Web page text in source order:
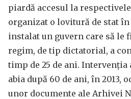
piardă accesul la
organizat o lovitură de stat în
instalat un guvern care să le
regim, de tip dictatorial, a
timp de 25 de ani. Intervenția
abia după 60 de ani, în 2013,
unor documente ale Arhivei